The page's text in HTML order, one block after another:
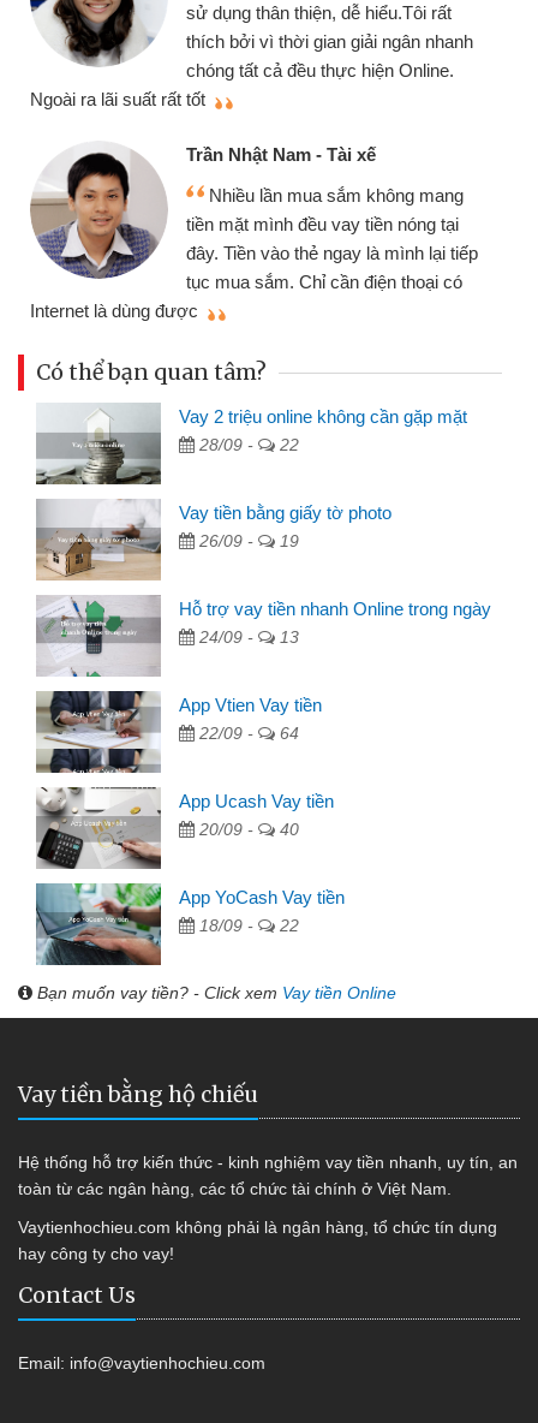
sử dụng thân thiện, dễ hiểu.Tôi rất
thích bởi vì thời gian giải ngân nhanh
chóng tất cả đều thực hiện Online.
Ngoài ra lãi suất rất tốt
Trần Nhật Nam - Tài xế
Nhiều lần mua sắm không mang
tiền mặt mình đều vay tiền nóng tại
đây. Tiền vào thẻ ngay là mình lại tiếp
tục mua sắm. Chỉ cần điện thoại có
Internet là dùng được
Có thể bạn quan tâm?
Vay 2 triệu online không cần gặp mặt
28/09 - 22
Vay tiền bằng giấy tờ photo
26/09 - 19
Hỗ trợ vay tiền nhanh Online trong ngày
24/09 - 13
App Vtien Vay tiền
22/09 - 64
App Ucash Vay tiền
20/09 - 40
App YoCash Vay tiền
18/09 - 22
Bạn muốn vay tiền? - Click xem Vay tiền Online
Vay tiền bằng hộ chiếu
Hệ thống hỗ trợ kiến thức - kinh nghiệm vay tiền nhanh, uy tín, an
toàn từ các ngân hàng, các tổ chức tài chính ở Việt Nam.
Vaytienhochieu.com không phải là ngân hàng, tổ chức tín dụng
hay công ty cho vay!
Contact Us
Email: info@vaytienhochieu.com